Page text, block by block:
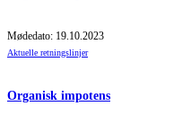
Mødedato: 19.10.2023
Aktuelle retningslinjer
Organisk impotens